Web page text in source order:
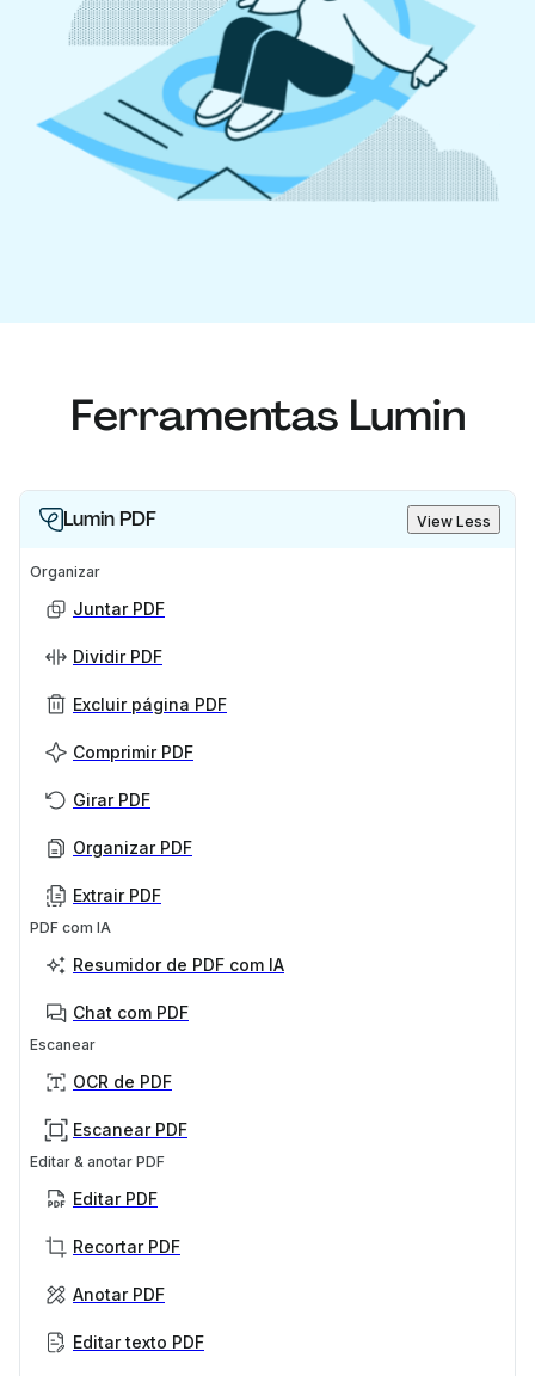
Ferramentas Lumin
Lumin PDF View Less
Organizar
Juntar PDF
Dividir PDF
Excluir página PDF
Comprimir PDF
Girar PDF
Organizar PDF
Extrair PDF
PDF com IA
Resumidor de PDF com IA
Chat com PDF
Escanear
OCR de PDF
Escanear PDF
Editar & anotar PDF
Editar PDF
Recortar PDF
Anotar PDF
Editar texto PDF